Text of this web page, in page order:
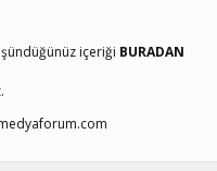
içeriği BURADAN